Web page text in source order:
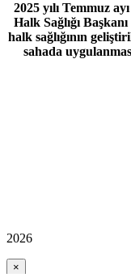
2025 yılı Temmuz
Halk Sağlığı
halk sağlığının
sahada
2026
×